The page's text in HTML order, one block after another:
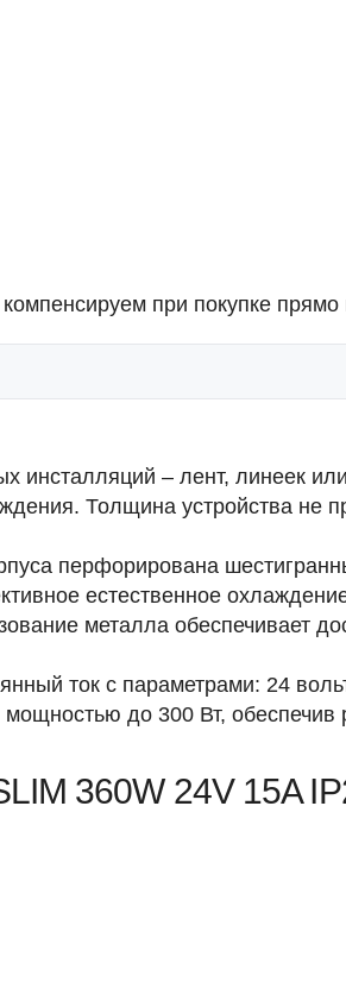
при покупке прямо
инсталляций – лент, линеек
Толщина устройства не
перфорирована
естественное
металла обеспечивает
ток с параметрами: 24
до 300 Вт, обеспечив
360W 24V 15A